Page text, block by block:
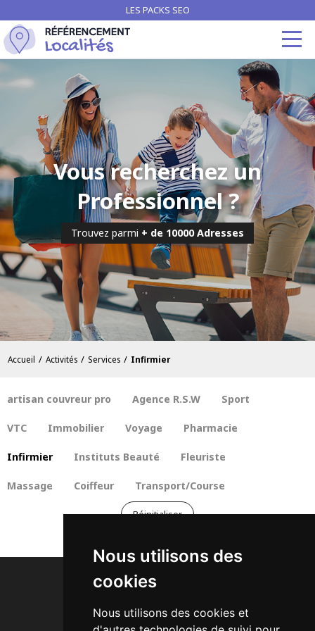
Nous utilisons des
cookies
Nous utilisons des cookies et
LES PACKS SEO
Vous recherchez un
Professionnel ?
Trouvez parmi + de 10000 Adresses
Accueil / Activités / Services / Infirmier
artisan couvreur pro Agence R.S.W Sport
VTC Immobilier Voyage Pharmacie
Infirmier Instituts Beauté Fleuriste
Massage Coiffeur Transport/Course
Réinitialiser